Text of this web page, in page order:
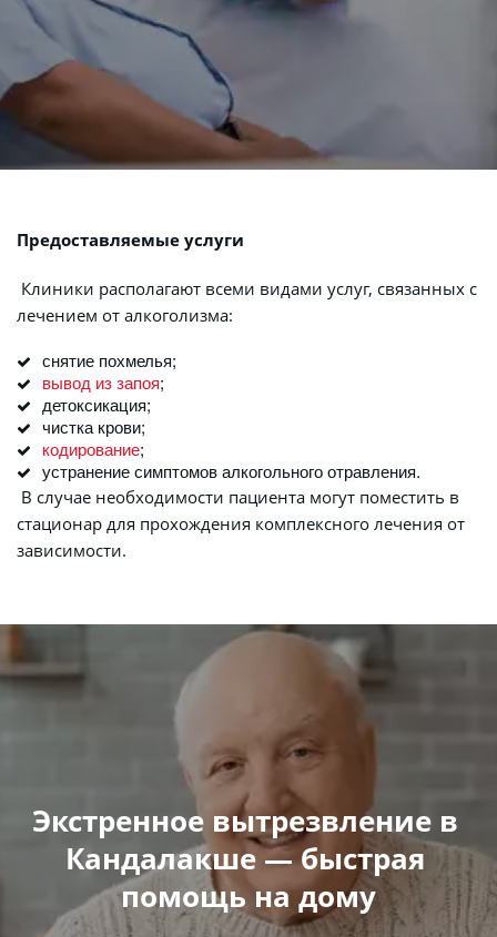
Предоставляемые услуги
лечением от алкоголизма:
снятие похмелья;
вывод из запоя;
детоксикация;
чистка крови;
кодирование;
устранение симптомов алкогольного отравления.
стационар для прохождения комплексного лечения от
зависимости.
Экстренное вытрезвление в
Кандалакше — быстрая
помощь на дому